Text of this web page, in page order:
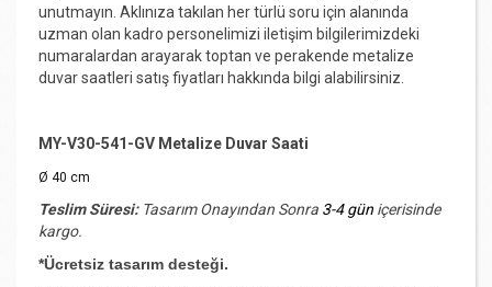
unutmayın. Aklınıza takılan her türlü soru için alanında
uzman olan kadro personelimizi iletişim bilgilerimizdeki
numaralardan arayarak toptan ve perakende metalize
duvar saatleri satış fiyatları hakkında bilgi alabilirsiniz.
MY-V30-541-GV Metalize Duvar Saati
Ø 40 cm
Teslim Süresi:Tasarım Onayından Sonra 3-4 gün içerisinde
kargo.
*Ücretsiz tasarım desteği.